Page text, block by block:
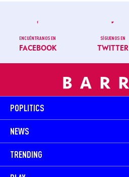
ENCUÉNTRANOS EN
FACEBOOK
SÍGUENOS EN
TWITTER
POPLITICS
NEWS
TRENDING